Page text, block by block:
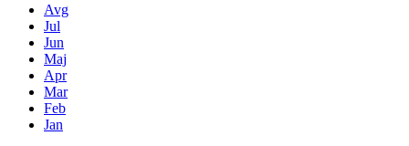
Avg
Jul
Jun
Maj
Apr
Mar
Feb
Jan